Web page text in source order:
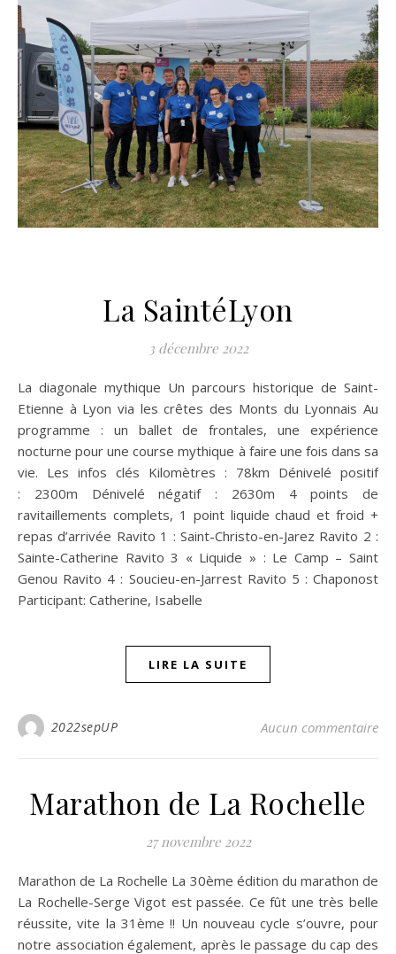
La SaintéLyon
3 décembre 2022
La diagonale mythique Un parcours historique de Saint-
Etienne à Lyon via les crêtes des Monts du Lyonnais Au
programme : un ballet de frontales, une expérience
nocturne pour une course mythique à faire une fois dans sa
vie. Les infos clés Kilomètres : 78km Dénivelé positif
: 2300m Dénivelé négatif : 2630m 4 points de
ravitaillements complets, 1 point liquide chaud et froid +
repas d’arrivée Ravito 1 : Saint-Christo-en-Jarez Ravito 2 :
Sainte-Catherine Ravito 3 « Liquide » : Le Camp – Saint
Genou Ravito 4 : Soucieu-en-Jarrest Ravito 5 : Chaponost
Participant: Catherine, Isabelle
LIRE LA SUITE
2022sepUP Aucun commentaire
Marathon de La Rochelle
27 novembre 2022
Marathon de La Rochelle La 30ème édition du marathon de
La Rochelle-Serge Vigot est passée. Ce fût une très belle
réussite, vite la 31ème !! Un nouveau cycle s’ouvre, pour
notre association également, après le passage du cap des